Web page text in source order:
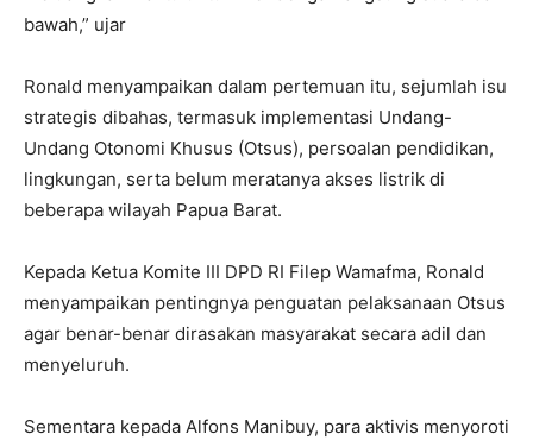
bawah,” ujar
Ronald menyampaikan dalam pertemuan itu, sejumlah isu
strategis dibahas, termasuk implementasi Undang-
Undang Otonomi Khusus (Otsus), persoalan pendidikan,
lingkungan, serta belum meratanya akses listrik di
beberapa wilayah Papua Barat.
Kepada Ketua Komite III DPD RI Filep Wamafma, Ronald
menyampaikan pentingnya penguatan pelaksanaan Otsus
agar benar-benar dirasakan masyarakat secara adil dan
menyeluruh.
Sementara kepada Alfons Manibuy, para aktivis menyoroti